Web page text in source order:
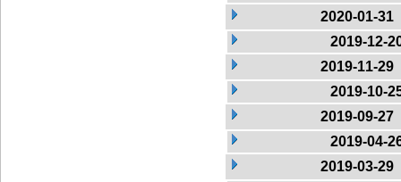
2020-01-31
2019-12-
2019-11-29
2019-10-
2019-09-27
2019-04-
2019-03-29